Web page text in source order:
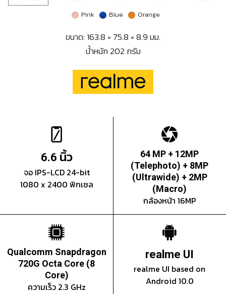
Pink Blue Orange
ขนาด: 163.8 × 75.8 × 8.9 มม.
น้ำหนัก 202 กรัม
6.6 นิ้ว
จอ IPS-LCD 24-bit
1080 x 2400 พิกเซล
64 MP + 12MP
(Telephoto) + 8MP
(Ultrawide) + 2MP
(Macro)
กล้องหน้า 16MP
Qualcomm Snapdragon
720G Octa Core (8
Core)
ความเร็ว 2.3 GHz
realme UI
realme UI based on
Android 10.0